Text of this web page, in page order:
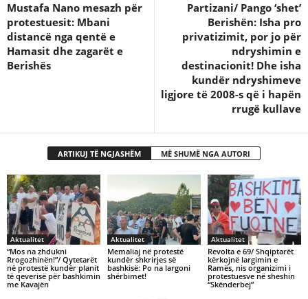
Mustafa Nano mesazh për
protestuesit: Mbani
distancë nga qentë e
Hamasit dhe zagarët e
Berishës
Partizani/ Pango ‘shet’
Berishën: Isha pro
privatizimit, por jo për
ndryshimin e
destinacionit! Dhe isha
kundër ndryshimeve
ligjore të 2008-s që i hapën
rrugë kullave
ARTIKUJ TË NGJASHËM MË SHUMË NGA AUTORI
Aktualitet
“Mos na zhdukni
Rrogozhinën!”/ Qytetarët
në protestë kundër planit
të qeverisë për bashkimin
me Kavajën
Aktualitet
Memaliaj në protestë
kundër shkrirjes së
bashkisë: Po na largoni
shërbimet!
Aktualitet
Revolta e 69/ Shqiptarët
kërkojnë largimin e
Ramës, nis organizimi i
protestuesve në sheshin
“Skënderbej”